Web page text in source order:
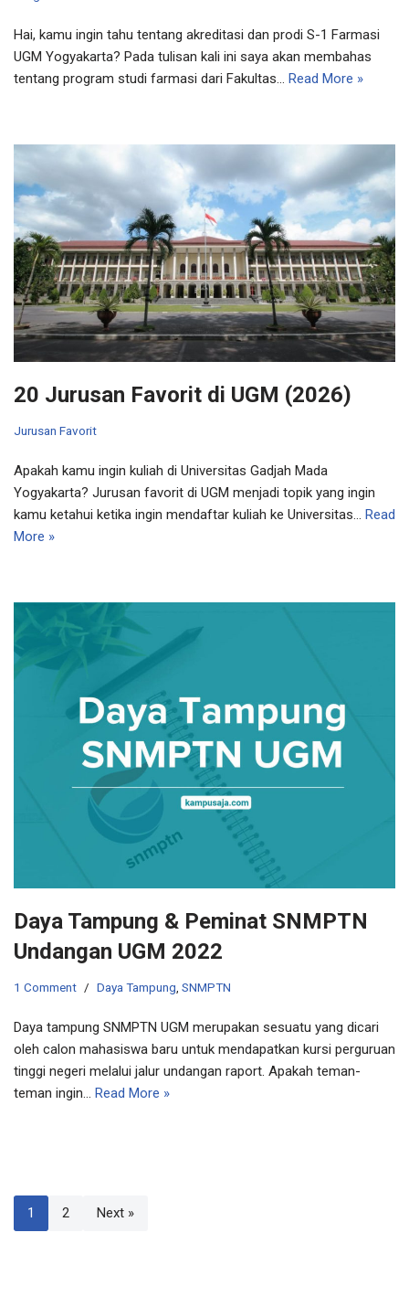
Hai, kamu ingin tahu tentang akreditasi dan prodi S-1 Farmasi
UGM Yogyakarta? Pada tulisan kali ini saya akan membahas
tentang program studi farmasi dari Fakultas… Read More »
20 Jurusan Favorit di UGM (2026)
Jurusan Favorit
Apakah kamu ingin kuliah di Universitas Gadjah Mada
Yogyakarta? Jurusan favorit di UGM menjadi topik yang ingin
kamu ketahui ketika ingin mendaftar kuliah ke Universitas… Read
More »
Daya Tampung & Peminat SNMPTN
Undangan UGM 2022
1 Comment Daya Tampung SNMPTN
Daya tampung SNMPTN UGM merupakan sesuatu yang dicari
oleh calon mahasiswa baru untuk mendapatkan kursi perguruan
tinggi negeri melalui jalur undangan raport. Apakah teman-
teman ingin… Read More »
1 2 Next »